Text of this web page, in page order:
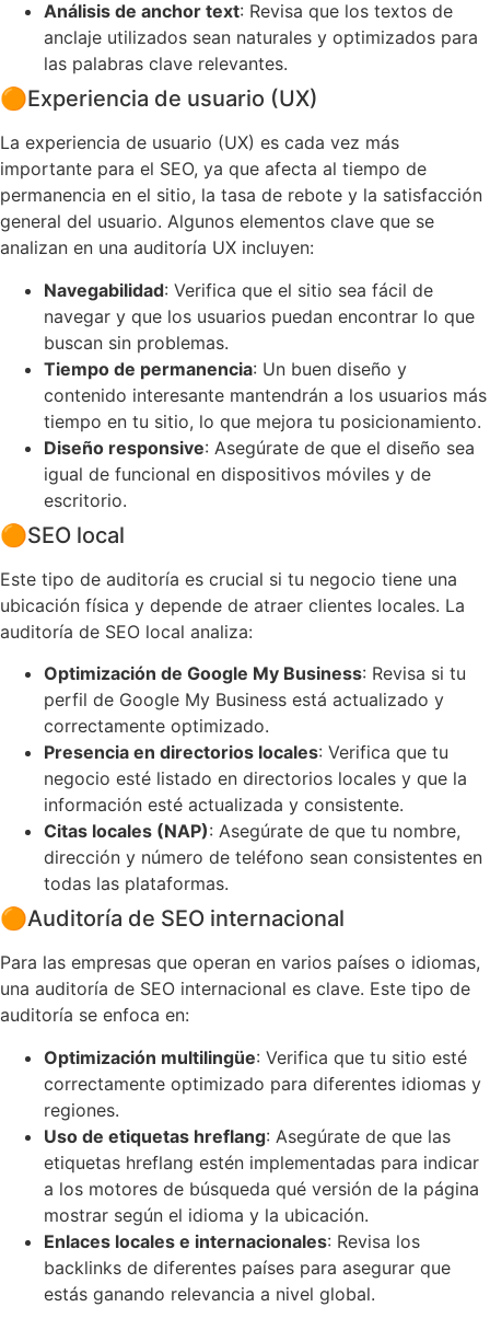
Análisis de anchor text: Revisa que los textos de
anclaje utilizados sean naturales y optimizados para
las palabras clave relevantes.
🟠Experiencia de usuario (UX)
La experiencia de usuario (UX) es cada vez más
importante para el SEO, ya que afecta al tiempo de
permanencia en el sitio, la tasa de rebote y la satisfacción
general del usuario. Algunos elementos clave que se
analizan en una auditoría UX incluyen:
Navegabilidad: Verifica que el sitio sea fácil de
navegar y que los usuarios puedan encontrar lo que
buscan sin problemas.
Tiempo de permanencia: Un buen diseño y
contenido interesante mantendrán a los usuarios más
tiempo en tu sitio, lo que mejora tu posicionamiento.
Diseño responsive: Asegúrate de que el diseño sea
igual de funcional en dispositivos móviles y de
escritorio.
🟠SEO local
Este tipo de auditoría es crucial si tu negocio tiene una
ubicación física y depende de atraer clientes locales. La
auditoría de SEO local analiza:
Optimización de Google My Business: Revisa si tu
perfil de Google My Business está actualizado y
correctamente optimizado.
Presencia en directorios locales: Verifica que tu
negocio esté listado en directorios locales y que la
información esté actualizada y consistente.
Citas locales (NAP): Asegúrate de que tu nombre,
dirección y número de teléfono sean consistentes en
todas las plataformas.
🟠Auditoría de SEO internacional
Para las empresas que operan en varios países o idiomas,
una auditoría de SEO internacional es clave. Este tipo de
auditoría se enfoca en:
Optimización multilingüe: Verifica que tu sitio esté
correctamente optimizado para diferentes idiomas y
regiones.
Uso de etiquetas hreflang: Asegúrate de que las
etiquetas hreflang estén implementadas para indicar
a los motores de búsqueda qué versión de la página
mostrar según el idioma y la ubicación.
Enlaces locales e internacionales: Revisa los
backlinks de diferentes países para asegurar que
estás ganando relevancia a nivel global.